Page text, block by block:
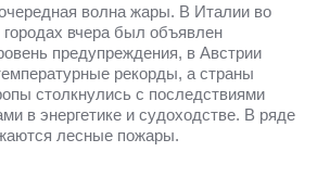
волна жары. В Италии во
вчера был объявлен
предупреждения, в Австрии
рекорды, а страны
столкнулись с последствиями
в энергетике и судоходстве. В ряде
лесные пожары.